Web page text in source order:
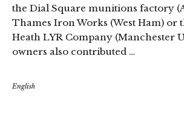
the Dial Square munitions factory
Thames Iron Works (West Ham) or
Heath LYR Company (Manchester
owners also contributed …
English